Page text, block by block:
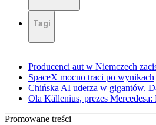
Tagi
Producenci aut w Niemczech
SpaceX mocno traci po wynikach
Chińska AI uderza w gigantów.
Ola Källenius, prezes
Promowane treści